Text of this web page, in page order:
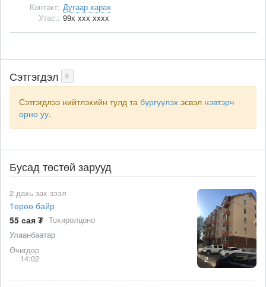
Контакт: Дугаар харах
Утас.: 99x xxx xxxx
Сэтгэгдэл 0
Сэтгэгдлээ нийтлэхийн тулд та бүргүүлэх эсвэл нэвтэрч
орно уу.
Бусад төстөй зарууд
2
2 дахь зах зээл
1өрөө байр
55 сая ₮ Тохиролцоно
Улаанбаатар
Өчигдөр
14:02